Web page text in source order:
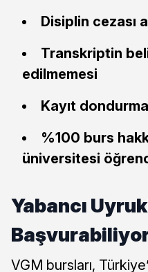
Disiplin cezası
Transkriptin
edilmemesi
Kayıt
%100 burs
üniversitesi
Yabancı
VGM bursları,